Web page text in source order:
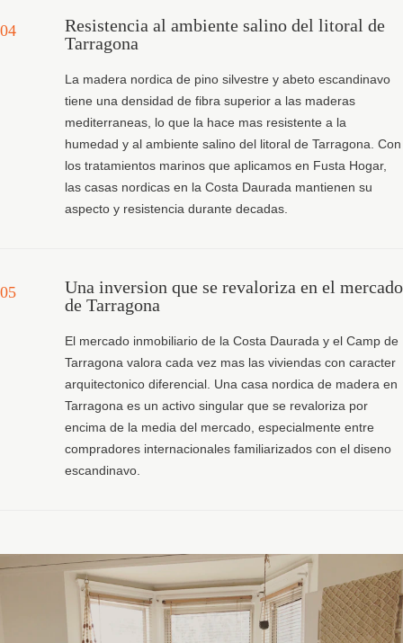
04
Resistencia al ambiente salino del litoral de
Tarragona
La madera nordica de pino silvestre y abeto escandinavo
tiene una densidad de fibra superior a las maderas
mediterraneas, lo que la hace mas resistente a la
humedad y al ambiente salino del litoral de Tarragona. Con
los tratamientos marinos que aplicamos en Fusta Hogar,
las casas nordicas en la Costa Daurada mantienen su
aspecto y resistencia durante decadas.
05
Una inversion que se revaloriza en el mercado
de Tarragona
El mercado inmobiliario de la Costa Daurada y el Camp de
Tarragona valora cada vez mas las viviendas con caracter
arquitectonico diferencial. Una casa nordica de madera en
Tarragona es un activo singular que se revaloriza por
encima de la media del mercado, especialmente entre
compradores internacionales familiarizados con el diseno
escandinavo.